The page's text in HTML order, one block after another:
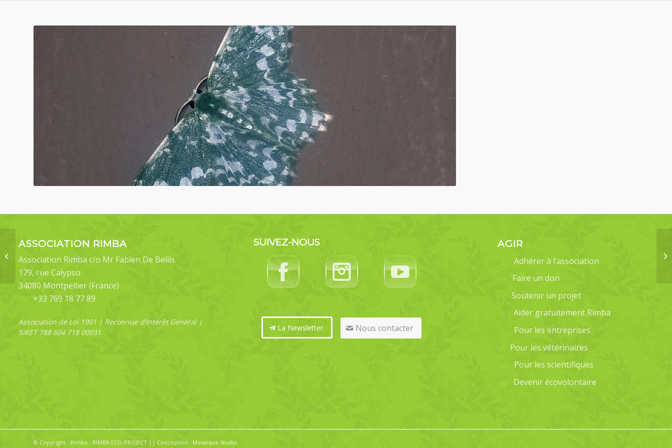
ASSOCIATION RIMBA
Association Rimba c/o Mr Fabien De Bellis
179, rue Calypso
34080 Montpellier (France)
+33 769 18 77 89
Association de Loi 1901 | Reconnue d’Intérêt Général |
SIRET 788 604 718 00031
SUIVEZ-NOUS
La Newsletter Nous contacter
AGIR
Adhérer à l’association
Faire un don
Soutenir un projet
Aider gratuitement Rimba
Pour les entreprises
Pour les vétérinaires
Pour les scientifiques
Devenir écovolontaire
© Copyright - Rimba - RIMBA ECO-PROJECT || Conception : Mosaïque Studio
Bematha extensa